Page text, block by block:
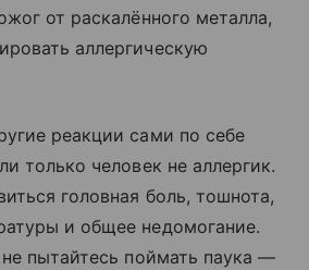
от раскалённого металла,
аллергическую
реакции сами по себе
только человек не аллергик.
головная боль, тошнота,
и общее недомогание.
пытайтесь поймать паука —